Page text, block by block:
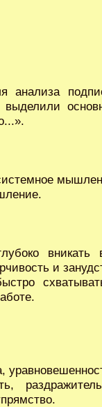
анализа
вникать
и